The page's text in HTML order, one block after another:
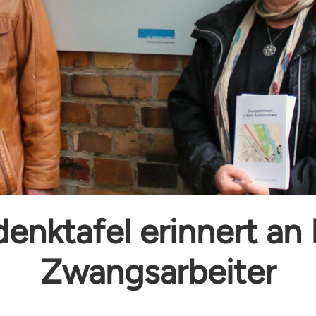
erinnert an
Zwangsarbeiter